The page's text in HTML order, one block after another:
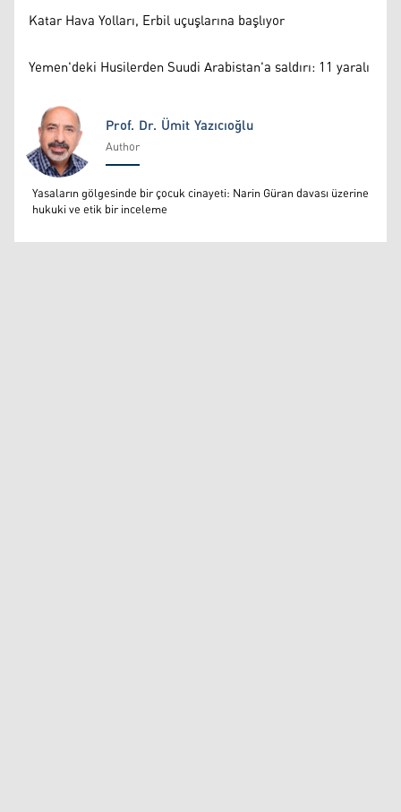
Katar Hava Yolları, Erbil uçuşlarına başlıyor
Yemen'deki Husilerden Suudi Arabistan'a saldırı: 11 yaralı
Prof. Dr. Ümit Yazıcıoğlu
Prof. Dr. Ümit Yazıcıoğlu
Author
Yasaların gölgesinde bir çocuk cinayeti: Narin Güran davası üzerine
hukuki ve etik bir inceleme